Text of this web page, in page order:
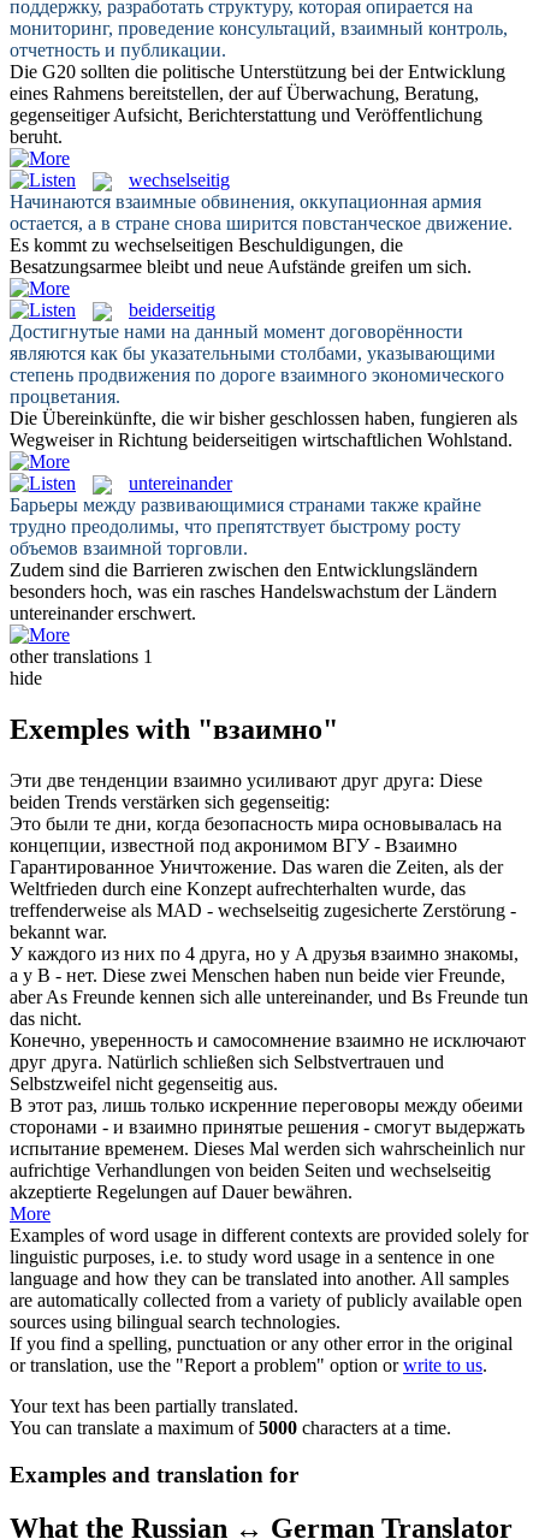
поддержку, разработать структуру, которая опирается на
мониторинг, проведение консультаций, взаимный контроль,
отчетность и публикации.
Die G20 sollten die politische Unterstützung bei der Entwicklung
eines Rahmens bereitstellen, der auf Überwachung, Beratung,
gegenseitigerAufsicht, Berichterstattung und Veröffentlichung
beruht.
wechselseitig
Начинаются взаимные обвинения, оккупационная армия
остается, а в стране снова ширится повстанческое движение.
Es kommt zu wechselseitigen Beschuldigungen, die
Besatzungsarmee bleibt und neue Aufstände greifen um sich.
beiderseitig
Достигнутые нами на данный момент договорённости
являются как бы указательными столбами, указывающими
степень продвижения по дороге взаимного экономического
процветания.
Die Übereinkünfte, die wir bisher geschlossen haben, fungieren als
Wegweiser in Richtung beiderseitigen wirtschaftlichen Wohlstand.
untereinander
Барьеры между развивающимися странами также крайне
трудно преодолимы, что препятствует быстрому росту
объемов взаимной торговли.
Zudem sind die Barrieren zwischen den Entwicklungsländern
besonders hoch, was ein rasches Handelswachstum der Ländern
untereinandererschwert.
other translations 1
hide
Exemples with "взаимно"
Эти две тенденции взаимно усиливают друг друга: Diese
beiden Trends verstärken sich gegenseitig:
Это были те дни, когда безопасность мира основывалась на
концепции, известной под акронимом ВГУ - Взаимно
Гарантированное Уничтожение. Das waren die Zeiten, als der
Weltfrieden durch eine Konzept aufrechterhalten wurde, das
treffenderweise als MAD - wechselseitig zugesicherte Zerstörung -
bekannt war.
У каждого из них по 4 друга, но у A друзья взаимно знакомы,
а у B - нет. Diese zwei Menschen haben nun beide vier Freunde,
aber As Freunde kennen sich alle untereinander, und Bs Freunde tun
das nicht.
Конечно, уверенность и самосомнение взаимно не исключают
друг друга. Natürlich schließen sich Selbstvertrauen und
Selbstzweifel nicht gegenseitig aus.
В этот раз, лишь только искренние переговоры между обеими
сторонами - и взаимно принятые решения - смогут выдержать
испытание временем. Dieses Mal werden sich wahrscheinlich nur
aufrichtige Verhandlungen von beiden Seiten und wechselseitig
akzeptierte Regelungen auf Dauer bewähren.
More
Examples of word usage in different contexts are provided solely for
linguistic purposes, i.e. to study word usage in a sentence in one
language and how they can be translated into another. All samples
are automatically collected from a variety of publicly available open
sources using bilingual search technologies.
If you find a spelling, punctuation or any other error in the original
or translation, use the "Report a problem" option orwrite to us.
Your text has been partially translated.
You can translate a maximum of5000 characters at a time.
Examples and translation for
What the Russian ↔ German Translator